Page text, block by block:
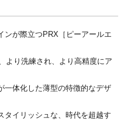
ンが際立つPRX［ピーアールエ
より洗練され、より高精度にア
一体化した薄型の特徴的なデザ
タイリッシュな、時代を超越す